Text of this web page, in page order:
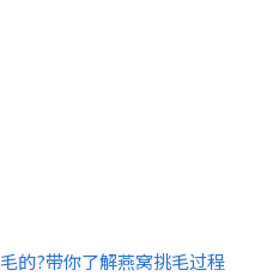
的?带你了解燕窝挑毛过程